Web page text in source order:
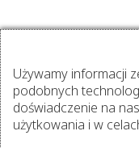
Używamy informacji
podobnych
doświadczenie na
użytkowania i w